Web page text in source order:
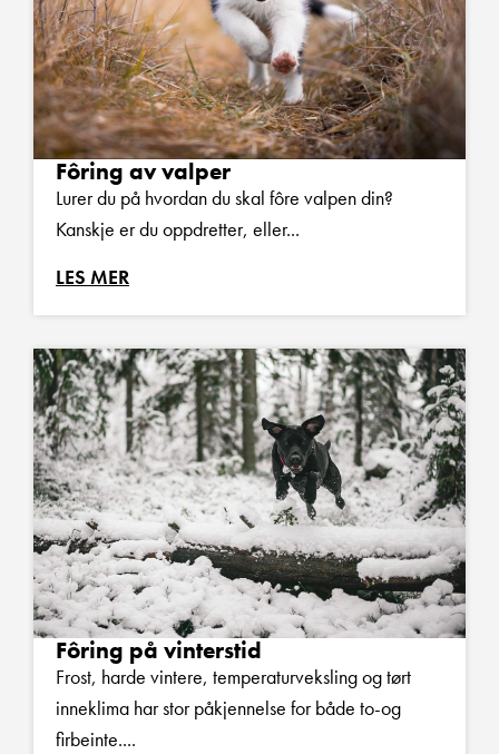
Fôring av valper
Lurer du på hvordan du skal fôre valpen din?
Kanskje er du oppdretter, eller...
LES MER
Fôring på vinterstid
Frost, harde vintere, temperaturveksling og tørt
inneklima har stor påkjennelse for både to-og
firbeinte....